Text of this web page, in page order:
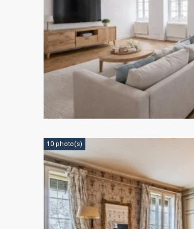
10 photo(s)